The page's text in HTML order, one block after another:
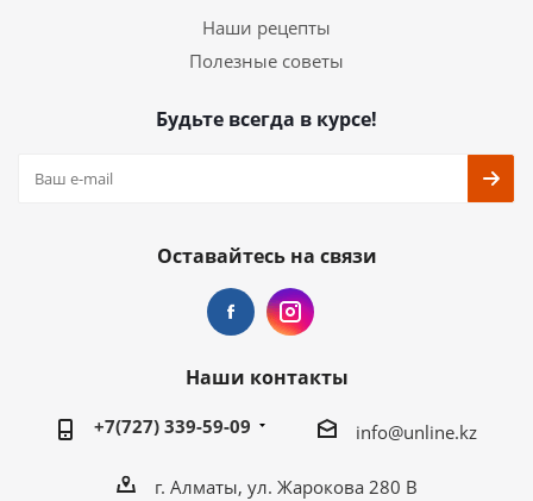
Наши рецепты
Полезные советы
Будьте всегда в курсе!
Оставайтесь на связи
Наши контакты
+7(727) 339-59-09 info@unline.kz
г. Алматы, ул. Жарокова 280 В